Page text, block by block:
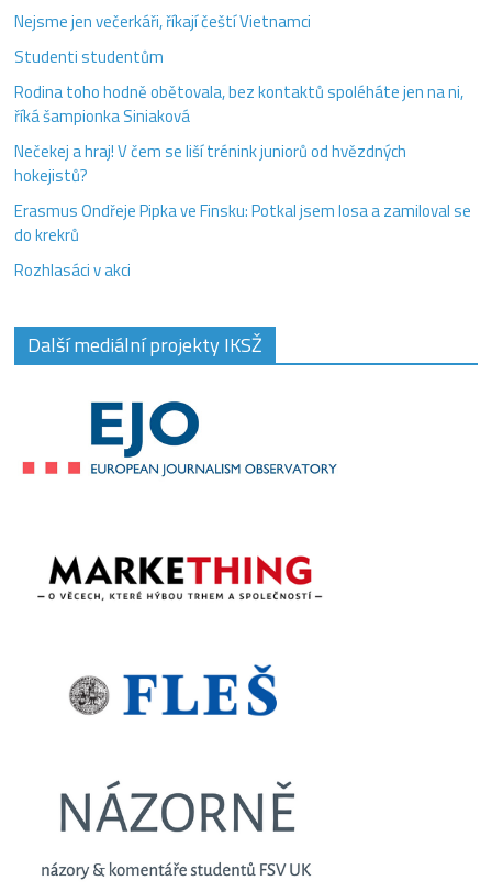
Nejsme jen večerkáři, říkají čeští Vietnamci
Studenti studentům
Rodina toho hodně obětovala, bez kontaktů spoléháte jen na ni,
říká šampionka Siniaková
Nečekej a hraj! V čem se liší trénink juniorů od hvězdných
hokejistů?
Erasmus Ondřeje Pipka ve Finsku: Potkal jsem losa a zamiloval se
do krekrů
Rozhlasáci v akci
Další mediální projekty IKSŽ